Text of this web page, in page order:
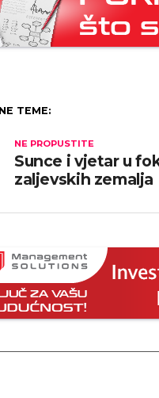
TEME:
NE PROPUSTITE
Sunce i vjetar u
zaljevskih zemalja